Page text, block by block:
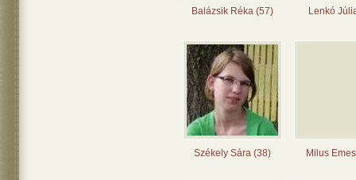
Balázsik Réka (57) Lenkó
Székely Sára (38) Milus